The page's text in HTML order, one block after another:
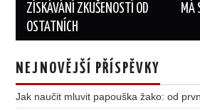
navigation
ZÍSKÁVÁNÍ ZKUŠENOSTÍ OD
OSTATNÍCH
MÁ
NEJNOVĚJŠÍ PŘÍSPĚVKY
Jak naučit mluvit papouška žako: od